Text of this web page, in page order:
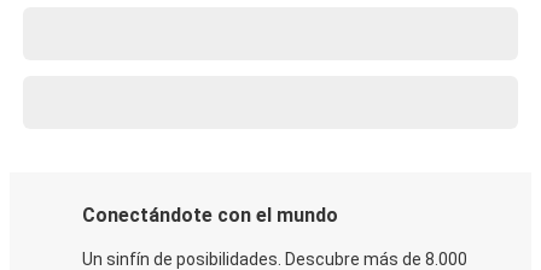
Conectándote con el mundo
Un sinfín de posibilidades. Descubre más de 8.000